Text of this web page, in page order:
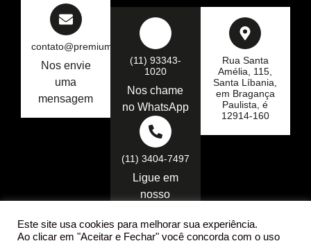
contato@premiumseg.com.br
Nos envie
uma
mensagem
(11) 93343-
1020
Nos chame
no WhatsApp
(11) 3404-7497
Ligue em
nosso
Rua Santa
Amélia, 115,
Santa Líbania,
em Bragança
Paulista, é
12914-160
Este site usa cookies para melhorar sua experiência.
Ao clicar em "Aceitar e Fechar" você concorda com o uso